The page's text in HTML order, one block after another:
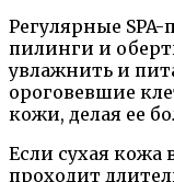
Регулярные
пилинги и
увлажнить и
ороговевшие
кожи, делая ее
Если сухая
проходит